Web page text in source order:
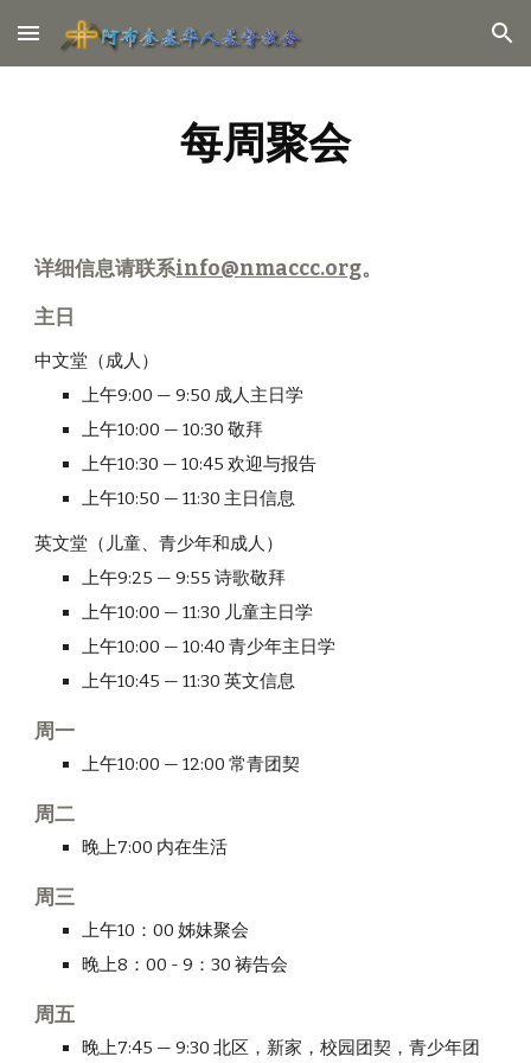
Skip to main content Skip to navigation
每周聚会
详细信息请联系info@nmaccc.org。
主日
中文堂（成人）
上午9:00 — 9:50 成人主日学
上午10:00 — 10:30 敬拜
上午10:30 — 10:45 欢迎与报告
上午10:50 — 11:30 主日信息
英文堂（儿童、青少年和成人）
上午9:25 — 9:55 诗歌敬拜
上午10:00 — 11:30 儿童主日学
上午10:00 — 10:40 青少年主日学
上午10:45 — 11:30 英文信息
周一
上午10:00 — 12:00 常青团契
周二
晚上7:00 内在生活
周三
上午10：00 姊妹聚会
晚上8：00 - 9：30 祷告会
周五
晚上7:45 — 9:30 北区，新家，校园团契，青少年团